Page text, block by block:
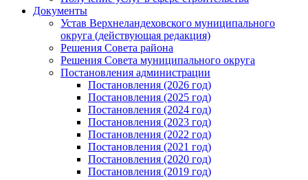
Документы
Устав Верхнеландеховского муниципального
округа (действующая редакция)
Решения Совета района
Решения Совета муниципального округа
Постановления администрации
Постановления (2026 год)
Постановления (2025 год)
Постановления (2024 год)
Постановления (2023 год)
Постановления (2022 год)
Постановления (2021 год)
Постановления (2020 год)
Постановления (2019 год)